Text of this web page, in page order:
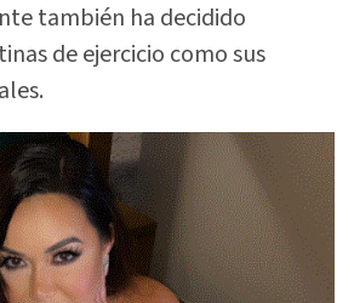
también ha decidido
de ejercicio como sus